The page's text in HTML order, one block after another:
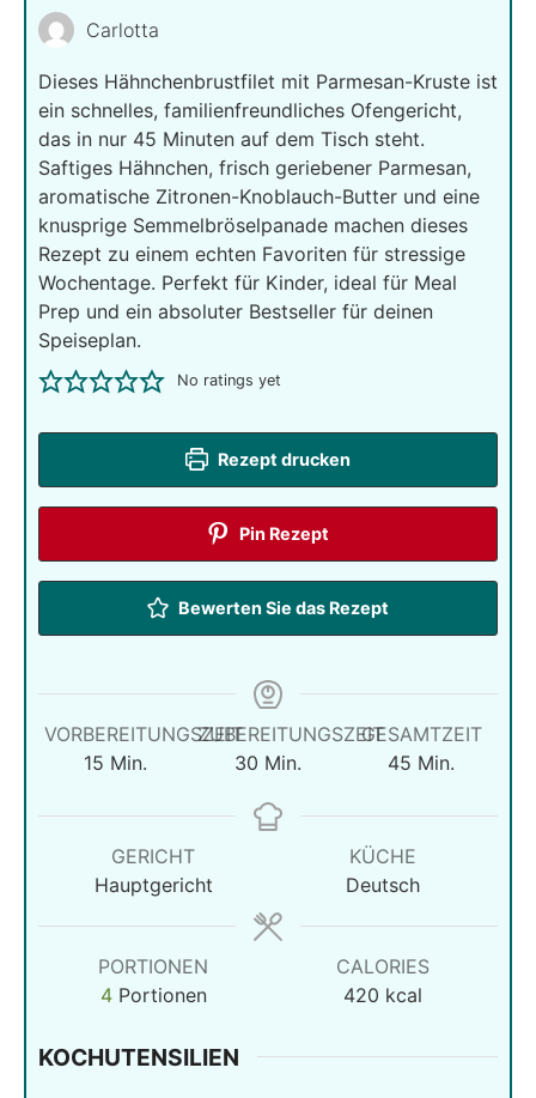
Carlotta
Dieses Hähnchenbrustfilet mit Parmesan-Kruste ist
ein schnelles, familienfreundliches Ofengericht,
das in nur 45 Minuten auf dem Tisch steht.
Saftiges Hähnchen, frisch geriebener Parmesan,
aromatische Zitronen-Knoblauch-Butter und eine
knusprige Semmelbröselpanade machen dieses
Rezept zu einem echten Favoriten für stressige
Wochentage. Perfekt für Kinder, ideal für Meal
Prep und ein absoluter Bestseller für deinen
Speiseplan.
No ratings yet
Rezept drucken
Pin Rezept
Bewerten Sie das Rezept
VORBEREITUNGSZEIT
15Minuten
Min.
ZUBEREITUNGSZEIT
30 Minuten
Min.
GESAMTZEIT
45 Minuten
Min.
GERICHT
Hauptgericht
KÜCHE
Deutsch
PORTIONEN
4 Portionen
CALORIES
420 kcal
KOCHUTENSILIEN